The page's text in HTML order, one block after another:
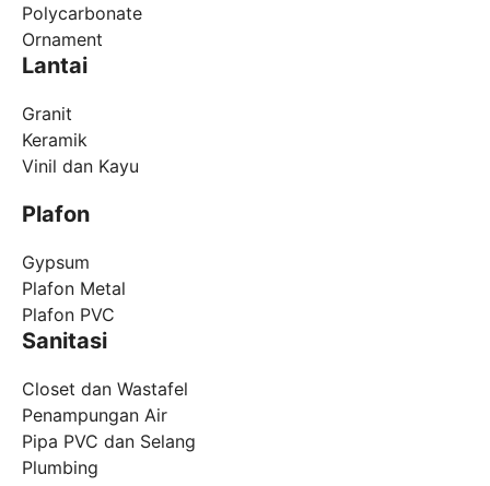
Polycarbonate
Ornament
Lantai
Granit
Keramik
Vinil dan Kayu
Plafon
Gypsum
Plafon Metal
Plafon PVC
Sanitasi
Closet dan Wastafel
Penampungan Air
Pipa PVC dan Selang
Plumbing